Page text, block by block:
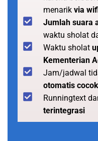
menarik via
Jumlah suara
waktu sholat
Waktu sholat
Kementerian
Jam/jadwal
otomatis cocok
Runningtext
terintegrasi